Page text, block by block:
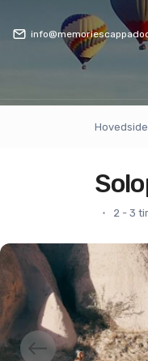
Hovedside
2 - 3